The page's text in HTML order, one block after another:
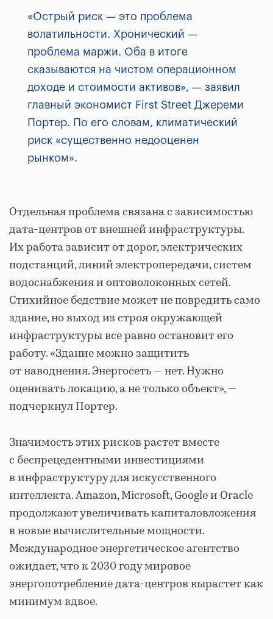
«Острый риск — это проблема
волатильности. Хронический —
проблема маржи. Оба в итоге
сказываются на чистом операционном
доходе и стоимости активов», — заявил
главный экономист First Street Джереми
Портер. По его словам, климатический
риск «существенно недооценен
рынком».
Отдельная проблема связана с зависимостью
дата-центров от внешней инфраструктуры.
Их работа зависит от дорог, электрических
подстанций, линий электропередачи, систем
водоснабжения и оптоволоконных сетей.
Стихийное бедствие может не повредить само
здание, но выход из строя окружающей
инфраструктуры все равно остановит его
работу. «Здание можно защитить
от наводнения. Энергосеть — нет. Нужно
оценивать локацию, а не только объект», —
подчеркнул Портер.
Значимость этих рисков растет вместе
с беспрецедентными инвестициями
в инфраструктуру для искусственного
интеллекта. Amazon, Microsoft, Google и Oracle
продолжают увеличивать капиталовложения
в новые вычислительные мощности.
Международное энергетическое агентство
ожидает, что к 2030 году мировое
энергопотребление дата-центров вырастет как
минимум вдвое.